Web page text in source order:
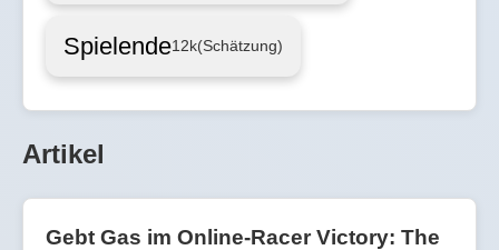
Spielende12k(Schätzung)
Artikel
Gebt Gas im Online-Racer Victory: The